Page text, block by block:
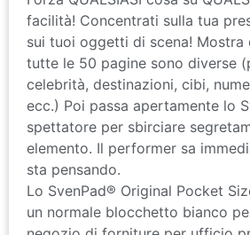
facilità! Concentrati sulla tua
sui tuoi oggetti di scena! Mostra
tutte le 50 pagine sono diverse
celebrità, destinazioni, cibi,
ecc.) Poi passa apertamente lo
spettatore per sbirciare
elemento. Il performer sa
sta pensando.
Lo SvenPad® Original Pocket
un normale blocchetto bianco
negozio di forniture per ufficio